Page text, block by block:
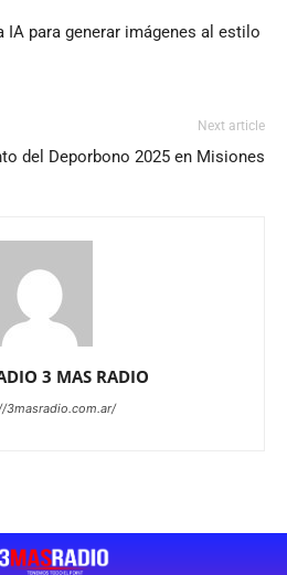
IA para generar imágenes al estilo
Next article
del Deporbono 2025 en Misiones
3 MAS RADIO
3masradio.com.ar/